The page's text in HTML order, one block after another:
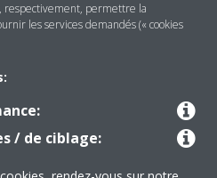
respectivement, permettre la
les services demandés (« cookies
/ de ciblage: